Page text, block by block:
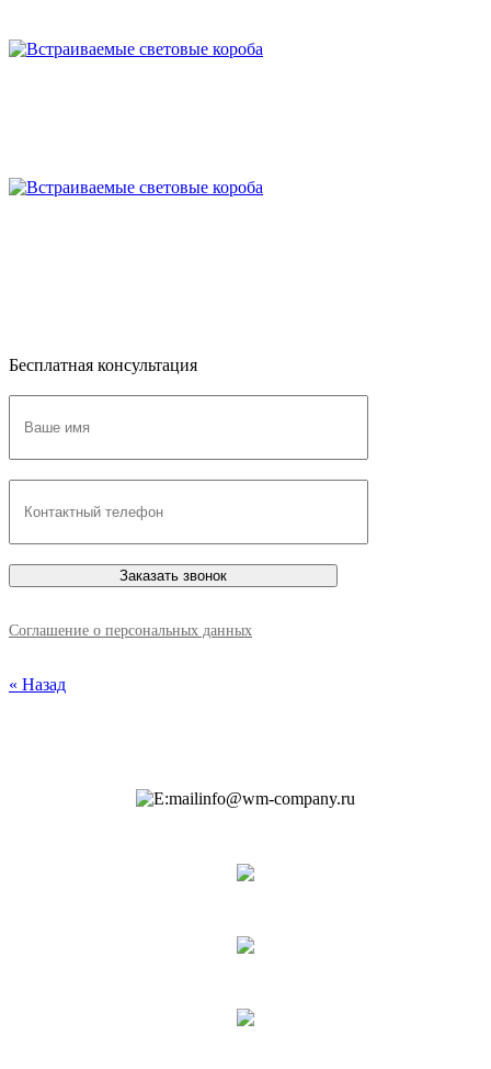
Бесплатная консультация
Соглашение о персональных данных
« Назад
info@wm-company.ru